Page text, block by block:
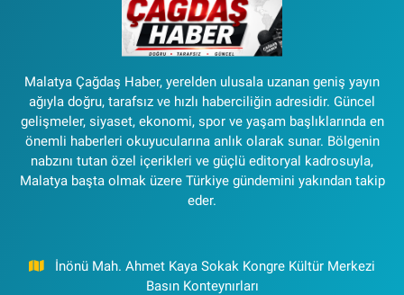
Malatya Çağdaş Haber, yerelden ulusala uzanan geniş yayın
ağıyla doğru, tarafsız ve hızlı haberciliğin adresidir. Güncel
gelişmeler, siyaset, ekonomi, spor ve yaşam başlıklarında en
önemli haberleri okuyucularına anlık olarak sunar. Bölgenin
nabzını tutan özel içerikleri ve güçlü editoryal kadrosuyla,
Malatya başta olmak üzere Türkiye gündemini yakından takip
eder.
İnönü Mah. Ahmet Kaya Sokak Kongre Kültür Merkezi
Basın Konteynırları